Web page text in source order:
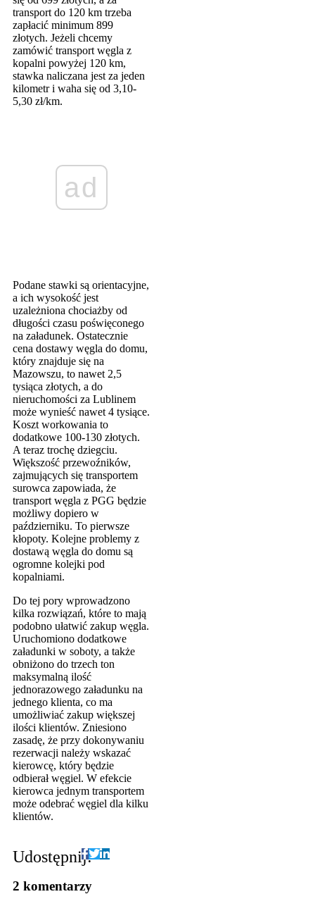
transport do 120 km trzeba
zapłacić minimum 899
złotych. Jeżeli chcemy
zamówić transport węgla z
kopalni powyżej 120 km,
stawka naliczana jest za jeden
kilometr i waha się od 3,10-
5,30 zł/km.
ad
Podane stawki są orientacyjne,
a ich wysokość jest
uzależniona chociażby od
długości czasu poświęconego
na załadunek. Ostatecznie
cena dostawy węgla do domu,
który znajduje się na
Mazowszu, to nawet 2,5
tysiąca złotych, a do
nieruchomości za Lublinem
może wynieść nawet 4 tysiące.
Koszt workowania to
dodatkowe 100-130 złotych.
A teraz trochę dziegciu.
Większość przewoźników,
zajmujących się transportem
surowca zapowiada, że
transport węgla z PGG będzie
możliwy dopiero w
październiku. To pierwsze
kłopoty. Kolejne problemy z
dostawą węgla do domu są
ogromne kolejki pod
kopalniami.
Do tej pory wprowadzono
kilka rozwiązań, które to mają
podobno ułatwić zakup węgla.
Uruchomiono dodatkowe
załadunki w soboty, a także
obniżono do trzech ton
maksymalną ilość
jednorazowego załadunku na
jednego klienta, co ma
umożliwiać zakup większej
ilości klientów. Zniesiono
zasadę, że przy dokonywaniu
rezerwacji należy wskazać
kierowcę, który będzie
odbierał węgiel. W efekcie
kierowca jednym transportem
może odebrać węgiel dla kilku
klientów.
Udostępnij:
2 komentarzy